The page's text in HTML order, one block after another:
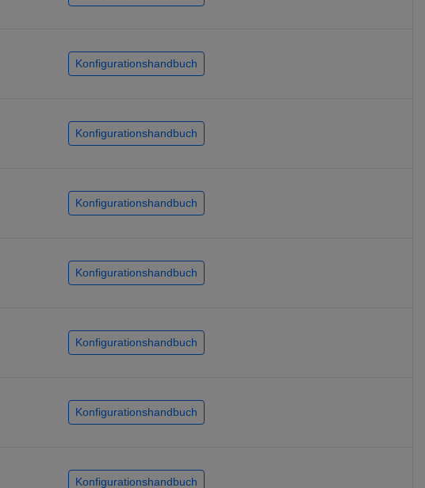
Konfigurationshandbuch
Konfigurationshandbuch
Konfigurationshandbuch
Konfigurationshandbuch
Konfigurationshandbuch
Konfigurationshandbuch
Konfigurationshandbuch